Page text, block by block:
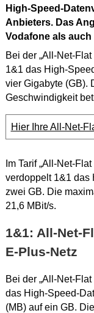
High-Speed-
Anbieters. Das
Vodafone als
Bei der „All-Net-
1&1 das High-
vier Gigabyte (GB).
Geschwindigkeit
Hier Ihre All-Net-
Im Tarif „All-Net-
verdoppelt 1&1 das
zwei GB. Die
21,6 MBit/s.
1&1: All-Net-
E-Plus-Netz
Bei der „All-Net-
das High-Speed-
(MB) auf ein GB.